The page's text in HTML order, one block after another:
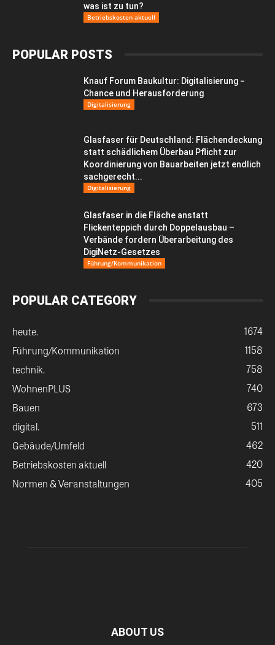
was ist zu tun?
Betriebskosten aktuell
POPULAR POSTS
Knauf Forum Baukultur: Digitalisierung −
Chance und Herausforderung
Digitalisierung
Glasfaser für Deutschland: Flächendeckung
statt schädlichem Überbau Pflicht zur
Koordinierung von Bauarbeiten jetzt endlich
sachgerecht...
Digitalisierung
Glasfaser in die Fläche anstatt
Flickenteppich durch Doppelausbau –
Verbände fordern Überarbeitung des
DigiNetz-Gesetzes
Führung/Kommunikation
POPULAR CATEGORY
heute.
1674
Führung/Kommunikation
1158
technik.
758
WohnenPLUS
740
Bauen
673
digital.
511
Gebäude/Umfeld
462
Betriebskosten aktuell
420
Normen & Veranstaltungen
405
ABOUT US